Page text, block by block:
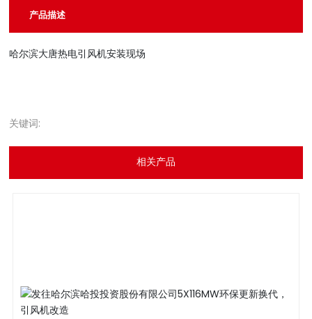
产品描述
哈尔滨大唐热电引风机安装现场
关键词:
相关产品